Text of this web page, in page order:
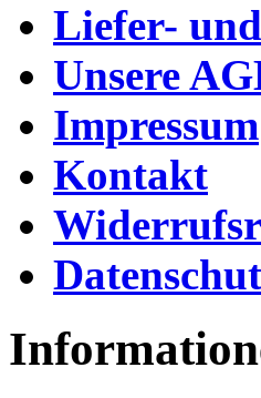
Liefer-
Unsere
Impressum
Kontakt